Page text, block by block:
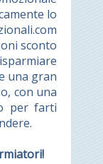
lo
sconto
una gran
con una
per farti